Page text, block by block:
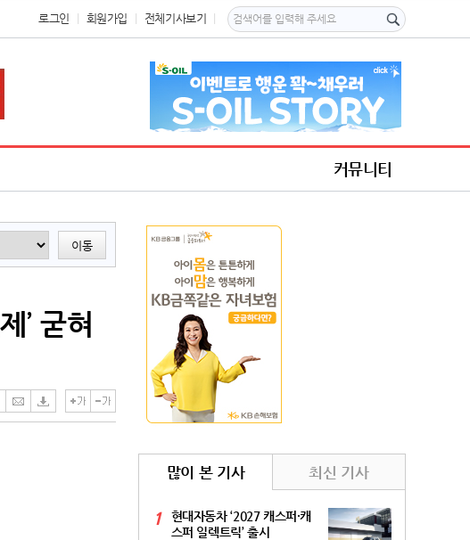
로그인 회원가입 전체기사보기
커뮤니티
이동
’ 굳혀
많이 본 기사 최신 기사
1
현대자동차 ‘2027 캐스퍼·캐
스퍼 일렉트릭’ 출시